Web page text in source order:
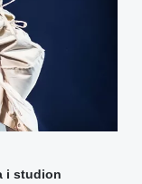
i studion